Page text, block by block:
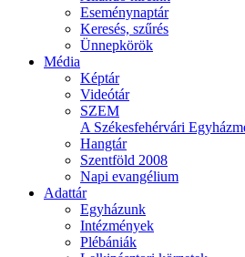
Eseménynaptár
Keresés, szűrés
Ünnepkörök
Média
Képtár
Videótár
SZEM
A Székesfehérvári
Hangtár
Szentföld 2008
Napi evangélium
Adattár
Egyházunk
Intézmények
Plébániák